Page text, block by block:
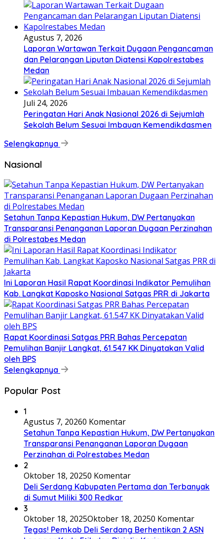
Agustus 7, 2026
Laporan Wartawan Terkait Dugaan Pengancaman
dan Pelarangan Liputan Diatensi Kapolrestabes
Medan
Juli 24, 2026
Peringatan Hari Anak Nasional 2026 di Sejumlah
Sekolah Belum Sesuai Imbauan Kemendikdasmen
Selengkapnya
Nasional
Setahun Tanpa Kepastian Hukum, DW Pertanyakan
Transparansi Penanganan Laporan Dugaan Perzinahan
di Polrestabes Medan
Ini Laporan Hasil Rapat Koordinasi Indikator Pemulihan
Kab. Langkat Kaposko Nasional Satgas PRR di Jakarta
Rapat Koordinasi Satgas PRR Bahas Percepatan
Pemulihan Banjir Langkat, 61.547 KK Dinyatakan Valid
oleh BPS
Selengkapnya
Popular Post
1
Agustus 7, 20260 Komentar
Setahun Tanpa Kepastian Hukum, DW Pertanyakan
Transparansi Penanganan Laporan Dugaan
Perzinahan di Polrestabes Medan
2
Oktober 18, 20250 Komentar
Deli Serdang Kabupaten Pertama dan Terbanyak
di Sumut Miliki 300 Redkar
3
Oktober 18, 2025Oktober 18, 20250 Komentar
Tegas! Pemkab Deli Serdang Berhentikan 2 ASN